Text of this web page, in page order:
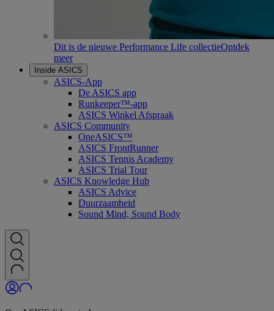
Dit is de nieuwe Performance Life collectieOntdek
meer
Inside ASICS
ASICS-App
De ASICS app
Runkeeper™-app
ASICS Winkel Afspraak
ASICS Community
OneASICS™
ASICS FrontRunner
ASICS Tennis Academy
ASICS Trial Tour
ASICS Knowledge Hub
ASICS Advice
Duurzaamheid
Sound Mind, Sound Body